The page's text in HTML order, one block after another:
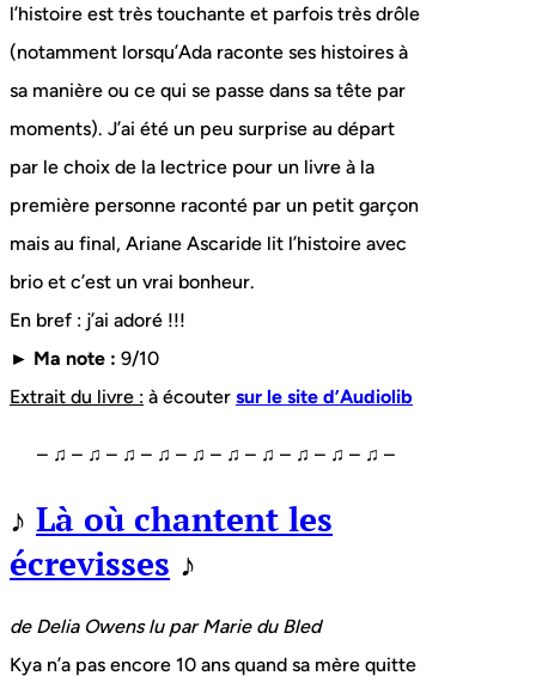
l’histoire est très touchante et parfois très drôle
(notamment lorsqu’Ada raconte ses histoires à
sa manière ou ce qui se passe dans sa tête par
moments). J’ai été un peu surprise au départ
par le choix de la lectrice pour un livre à la
première personne raconté par un petit garçon
mais au final, Ariane Ascaride lit l’histoire avec
brio et c’est un vrai bonheur.
En bref : j’ai adoré !!!
► Ma note : 9/10
Extrait du livre : à écouter sur le site d’Audiolib
– ♫ – ♫ – ♫ – ♫ – ♫ – ♫ – ♫ – ♫ – ♫ – ♫ –
♪ Là où chantent les
écrevisses ♪
de Delia Owens lu par Marie du Bled
Kya n’a pas encore 10 ans quand sa mère quitte